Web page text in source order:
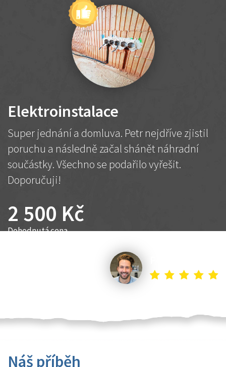
Elektroinstalace
Super jednání a domluva. Petr nejdříve zjistil
poruchu a následně začal shánět náhradní
součástky. Všechno se podařilo vyřešit.
Doporučuji!
2 500 Kč
Dohodnutá cena
Náš příběh